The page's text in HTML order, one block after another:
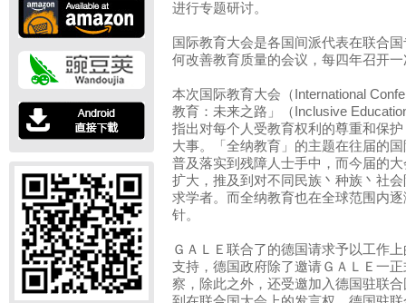
进行专题研讨。
国际教育大会是各国间派代表在联合
何改善教育质量的会议，每四年召开
本次国际教育大会（International
教育：未来之路」（Inclusive
指出对每个人受教育权利的尊重和保
大事。「全纳教育」的主题在往届的
普及落实到残障人士手中，而今届的
扩大，推及到对不同民族丶种族丶社
求学者。而全纳教育也在全球范围内
针。
ＧＡＬＥ联合了的德国请求予以工作
支持，德国政府除了邀请ＧＡＬＥ一
察，除此之外，还受邀加入德国驻联